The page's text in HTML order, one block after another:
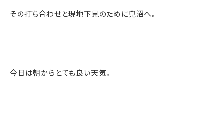
その打ち合わせと現地下見のために兜沼へ。
今日は朝からとても良い天気。